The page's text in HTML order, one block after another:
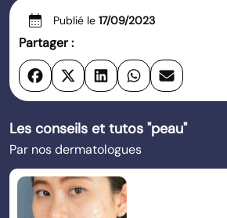
calendar_month Publié le 17/09/2023
Partager :
Les conseils et tutos "peau"
Par nos dermatologues